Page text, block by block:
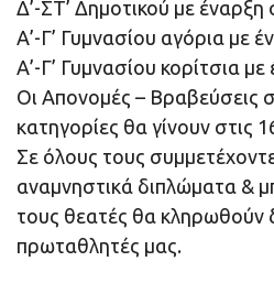
Δ’-ΣΤ’ Δημοτικού με έναρξη
Α’-Γ’ Γυμνασίου αγόρια με
Α’-Γ’ Γυμνασίου κορίτσια
Οι Απονομές – Βραβεύσεις
κατηγορίες θα γίνουν στις
Σε όλους τους
αναμνηστικά διπλώματα &
τους θεατές θα
πρωταθλητές μας.